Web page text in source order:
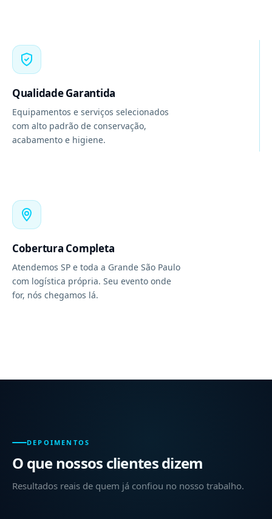
Qualidade Garantida
Equipamentos e serviços selecionados
com alto padrão de conservação,
acabamento e higiene.
Cobertura Completa
Atendemos SP e toda a Grande São Paulo
com logística própria. Seu evento onde
for, nós chegamos lá.
DEPOIMENTOS
O que nossos clientes dizem
Resultados reais de quem já confiou no nosso trabalho.